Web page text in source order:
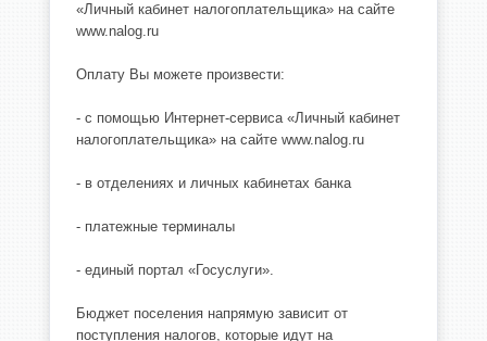
«Личный кабинет налогоплательщика» на сайте
www.nalog.ru
Оплату Вы можете произвести:
- с помощью Интернет-сервиса «Личный кабинет
налогоплательщика» на сайте www.nalog.ru
- в отделениях и личных кабинетах банка
- платежные терминалы
- единый портал «Госуслуги».
Бюджет поселения напрямую зависит от
поступления налогов, которые идут на